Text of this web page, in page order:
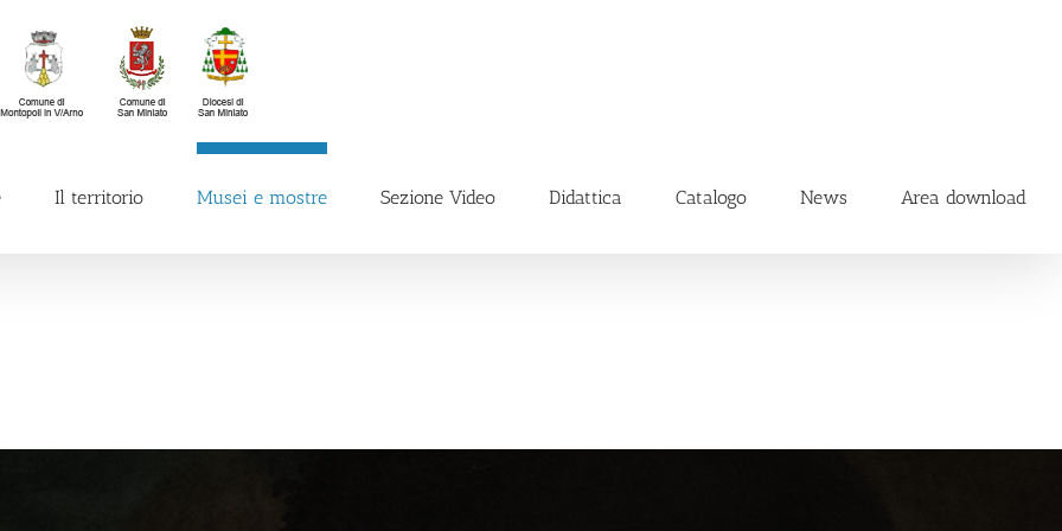
Il territorio Musei e mostre Sezione Video Didattica Catalogo News Area download